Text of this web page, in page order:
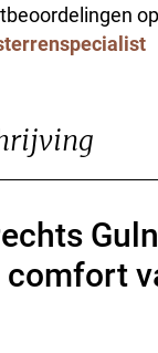
op
comfort